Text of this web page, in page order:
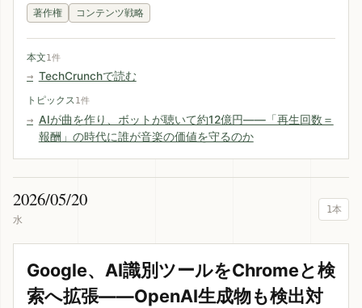
著作権 コンテンツ戦略
本文1件
TechCrunchで読む
トピックス1件
AIが曲を作り、ボットが聴いて約12億円——「再生回数＝
報酬」の時代に誰が音楽の価値を守るのか
2026/05/20
水
1本
Google、AI識別ツールをChromeと検
索へ拡張——OpenAI生成物も検出対